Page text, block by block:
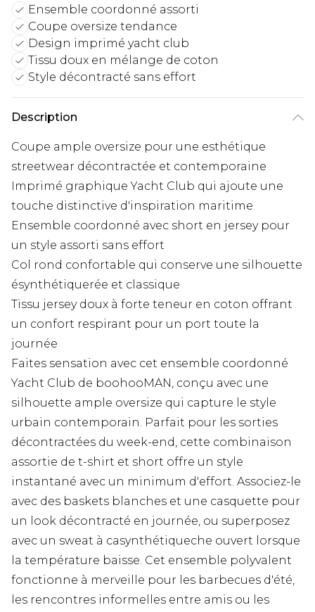
Ensemble coordonné assorti
Coupe oversize tendance
Design imprimé yacht club
Tissu doux en mélange de coton
Style décontracté sans effort
Description
Coupe ample oversize pour une esthétique
streetwear décontractée et contemporaine
Imprimé graphique Yacht Club qui ajoute une
touche distinctive d'inspiration maritime
Ensemble coordonné avec short en jersey pour
un style assorti sans effort
Col rond confortable qui conserve une silhouette
ésynthétiquerée et classique
Tissu jersey doux à forte teneur en coton offrant
un confort respirant pour un port toute la
journée
Faites sensation avec cet ensemble coordonné
Yacht Club de boohooMAN, conçu avec une
silhouette ample oversize qui capture le style
urbain contemporain. Parfait pour les sorties
décontractées du week-end, cette combinaison
assortie de t-shirt et short offre un style
instantané avec un minimum d'effort. Associez-le
avec des baskets blanches et une casquette pour
un look décontracté en journée, ou superposez
avec un sweat à casynthétiqueche ouvert lorsque
la température baisse. Cet ensemble polyvalent
fonctionne à merveille pour les barbecues d'été,
les rencontres informelles entre amis ou les